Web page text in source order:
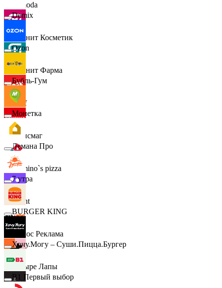
Lamoda
Магнит Косметик
Магнит Фарма
Hoff
Офисмаг
Domino`s pizza
Urent
Эдмос Реклама
Четыре Лапы
Demix
Ozon
Бубль-Гум
Монетка
Лемана Про
7 утра
BURGER KING
Хочу.Могу – Суши.Пицца.Бургер
B1 Первый выбор